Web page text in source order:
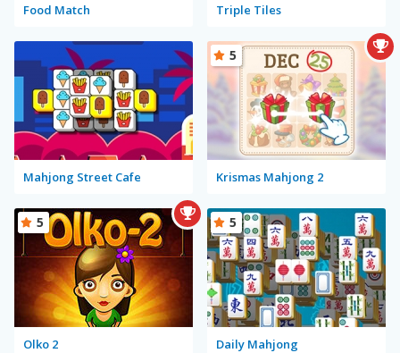
Food Match Triple Tiles
Mahjong Street Cafe Krismas Mahjong 2
5
Olko 2
5
Daily Mahjong
5